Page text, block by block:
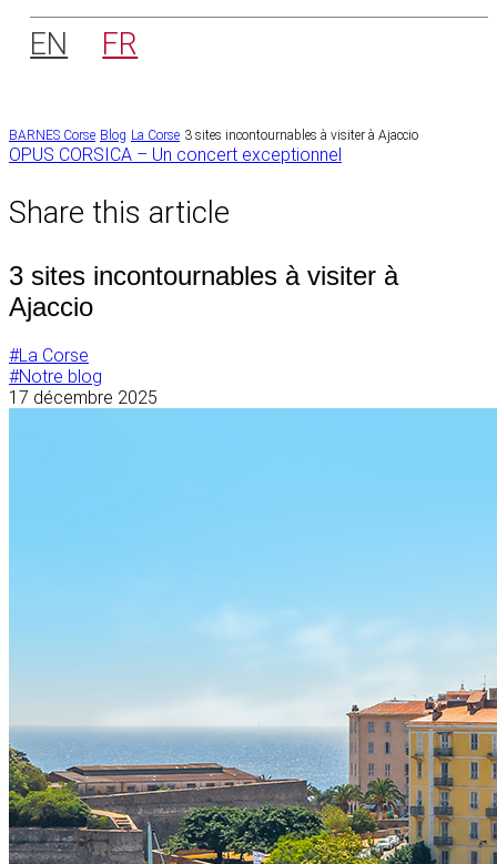
EN FR
BARNES Corse Blog La Corse 3 sites incontournables à visiter à Ajaccio
Navigation
l’article
OPUS CORSICA – Un concert exceptionnel
Share this article
3 sites incontournables à visiter à
Ajaccio
#La Corse
#Notre blog
17 décembre 2025